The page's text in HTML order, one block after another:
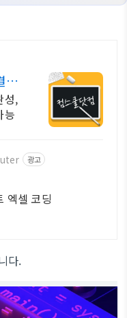
제
성,
능
광고
엑셀 코딩
다.